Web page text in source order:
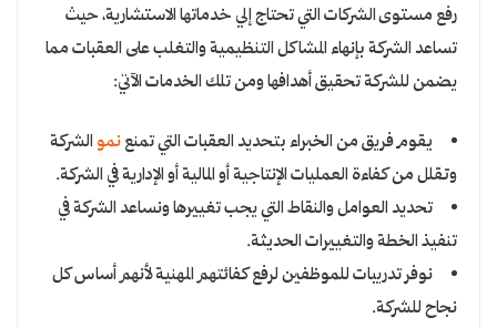
رفع مستوى الشركات التي تحتاج إلي خدماتها الاستشارية، حيث
تساعد الشركة بإنهاء المشاكل التنظيمية والتغلب على العقبات مما
يضمن للشركة تحقيق أهدافها ومن تلك الخدمات الآتي:
يقوم فريق من الخبراء بتحديد العقبات التي تمنعنمو الشركة
وتقلل من كفاءة العمليات الإنتاجية أو المالية أو الإدارية في الشركة.
تحديد العوامل والنقاط التي يجب تغييرها ونساعد الشركة في
تنفيذ الخطة والتغييرات الحديثة.
نوفر تدريبات للموظفين لرفع كفائتهم المهنية لأنهم أساس كل
نجاح للشركة.